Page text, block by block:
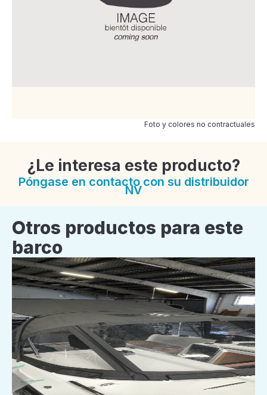
Foto y colores no contractuales
¿Le interesa este producto?
Póngase en contacto con su distribuidor
NV
Otros productos para este
barco